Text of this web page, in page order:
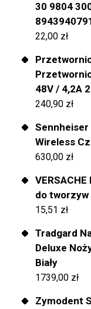
30 9804
22,00 zł
48V / 4,2A
240,90 zł
Wireless
630,00 zł
do
15,51 zł
Tradgard
Deluxe
Biały
1739,00 zł
Zymodent